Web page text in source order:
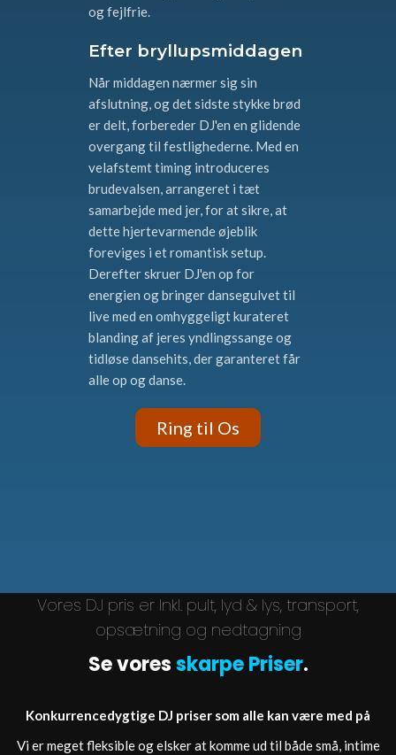
og fejlfrie.
Efter bryllupsmiddagen
Når middagen nærmer sig sin
afslutning, og det sidste stykke brød
er delt, forbereder DJ'en en glidende
overgang til festlighederne. Med en
velafstemt timing introduceres
brudevalsen, arrangeret i tæt
samarbejde med jer, for at sikre, at
dette hjertevarmende øjeblik
foreviges i et romantisk setup.
Derefter skruer DJ'en op for
energien og bringer dansegulvet til
live med en omhyggeligt kurateret
blanding af jeres yndlingssange og
tidløse dansehits, der garanteret får
alle op og danse.
Ring til Os
Vores DJ pris er Inkl. pult, lyd & lys, transport,
opsætning og nedtagning
Se voresskarpe Priser.
Konkurrencedygtige DJ priser som alle kan være med på
Vi er meget fleksible og elsker at komme ud til både små, intime